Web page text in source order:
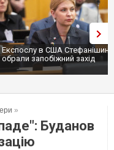
Експослу в США
обрали запобіжний захід
»
Буданов